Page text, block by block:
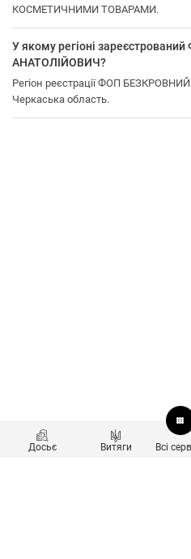
КОСМЕТИЧНИМИ ТОВАРАМИ.
У якому регіоні
АНАТОЛІЙОВИЧ?
Регіон реєстрації ФОП
Черкаська область.
Досьє Витяги Всі